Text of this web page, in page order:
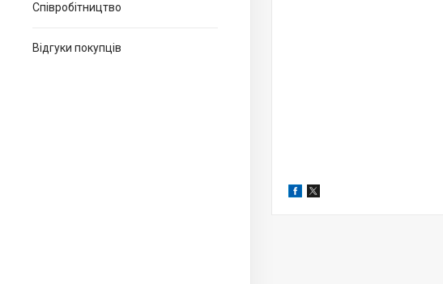
Співробітництво
Відгуки покупців